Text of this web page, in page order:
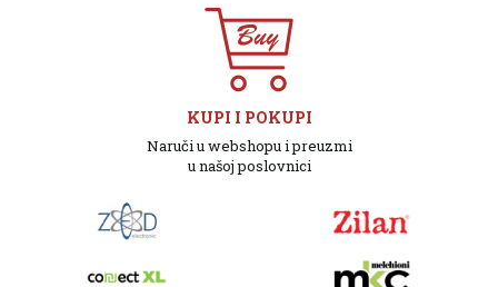
KUPI I POKUPI
Naruči u webshopu i preuzmi
u našoj poslovnici